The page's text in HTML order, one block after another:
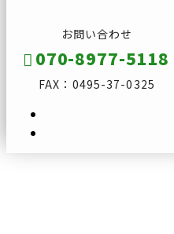
お問い合わせ
070-8977-5118
FAX：0495-37-0325